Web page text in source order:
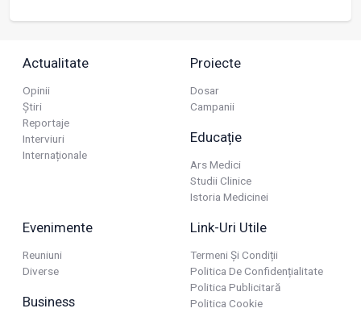
Actualitate
Opinii
Știri
Reportaje
Interviuri
Internaționale
Proiecte
Dosar
Campanii
Educație
Ars Medici
Studii Clinice
Istoria Medicinei
Evenimente
Reuniuni
Diverse
Business
Link-Uri Utile
Termeni Și Condiții
Politica De Confidențialitate
Politica Publicitară
Politica Cookie